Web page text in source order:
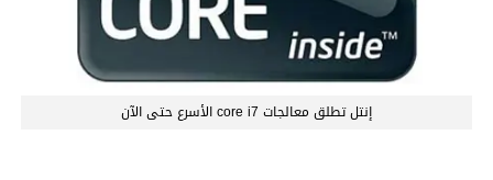
إنتل تطلق معالجات core i7 الأسرع حتى الآن